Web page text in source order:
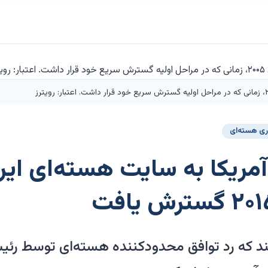
هسته‌ای
به سایت هسته‌ای
که رد توافق محدودکننده هسته‌ای توسط